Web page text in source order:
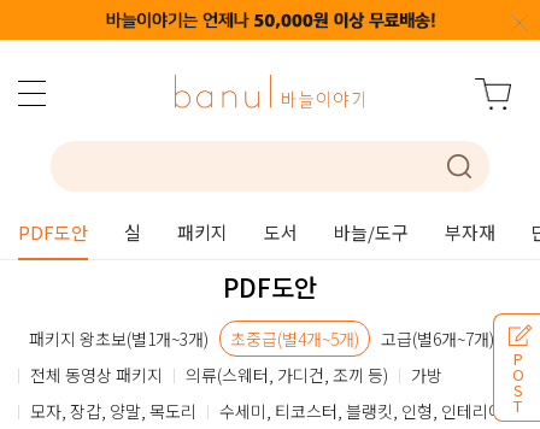
PDF도안 실 패키지 도서 바늘/도구 부자재
P
O
S
T
PDF도안
패키지 왕초보(별1개~3개) 초중급(별4개~5개)
고급(별6개~7개)
전체 동영상 패키지
의류(스웨터, 가디건, 조끼 등)
가방
모자, 장갑, 양말, 목도리
수세미, 티코스터, 블랭킷, 인형, 인테리어